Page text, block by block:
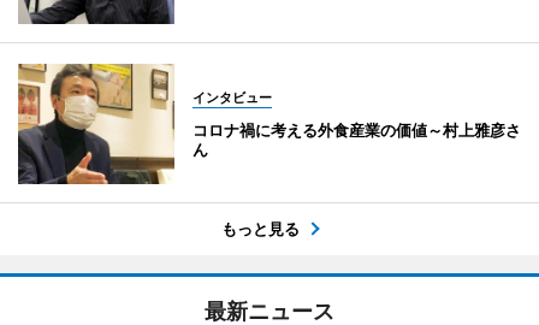
インタビュー
コロナ禍に考える外食産業の価値～村上雅彦さ
ん
もっと見る
最新ニュース